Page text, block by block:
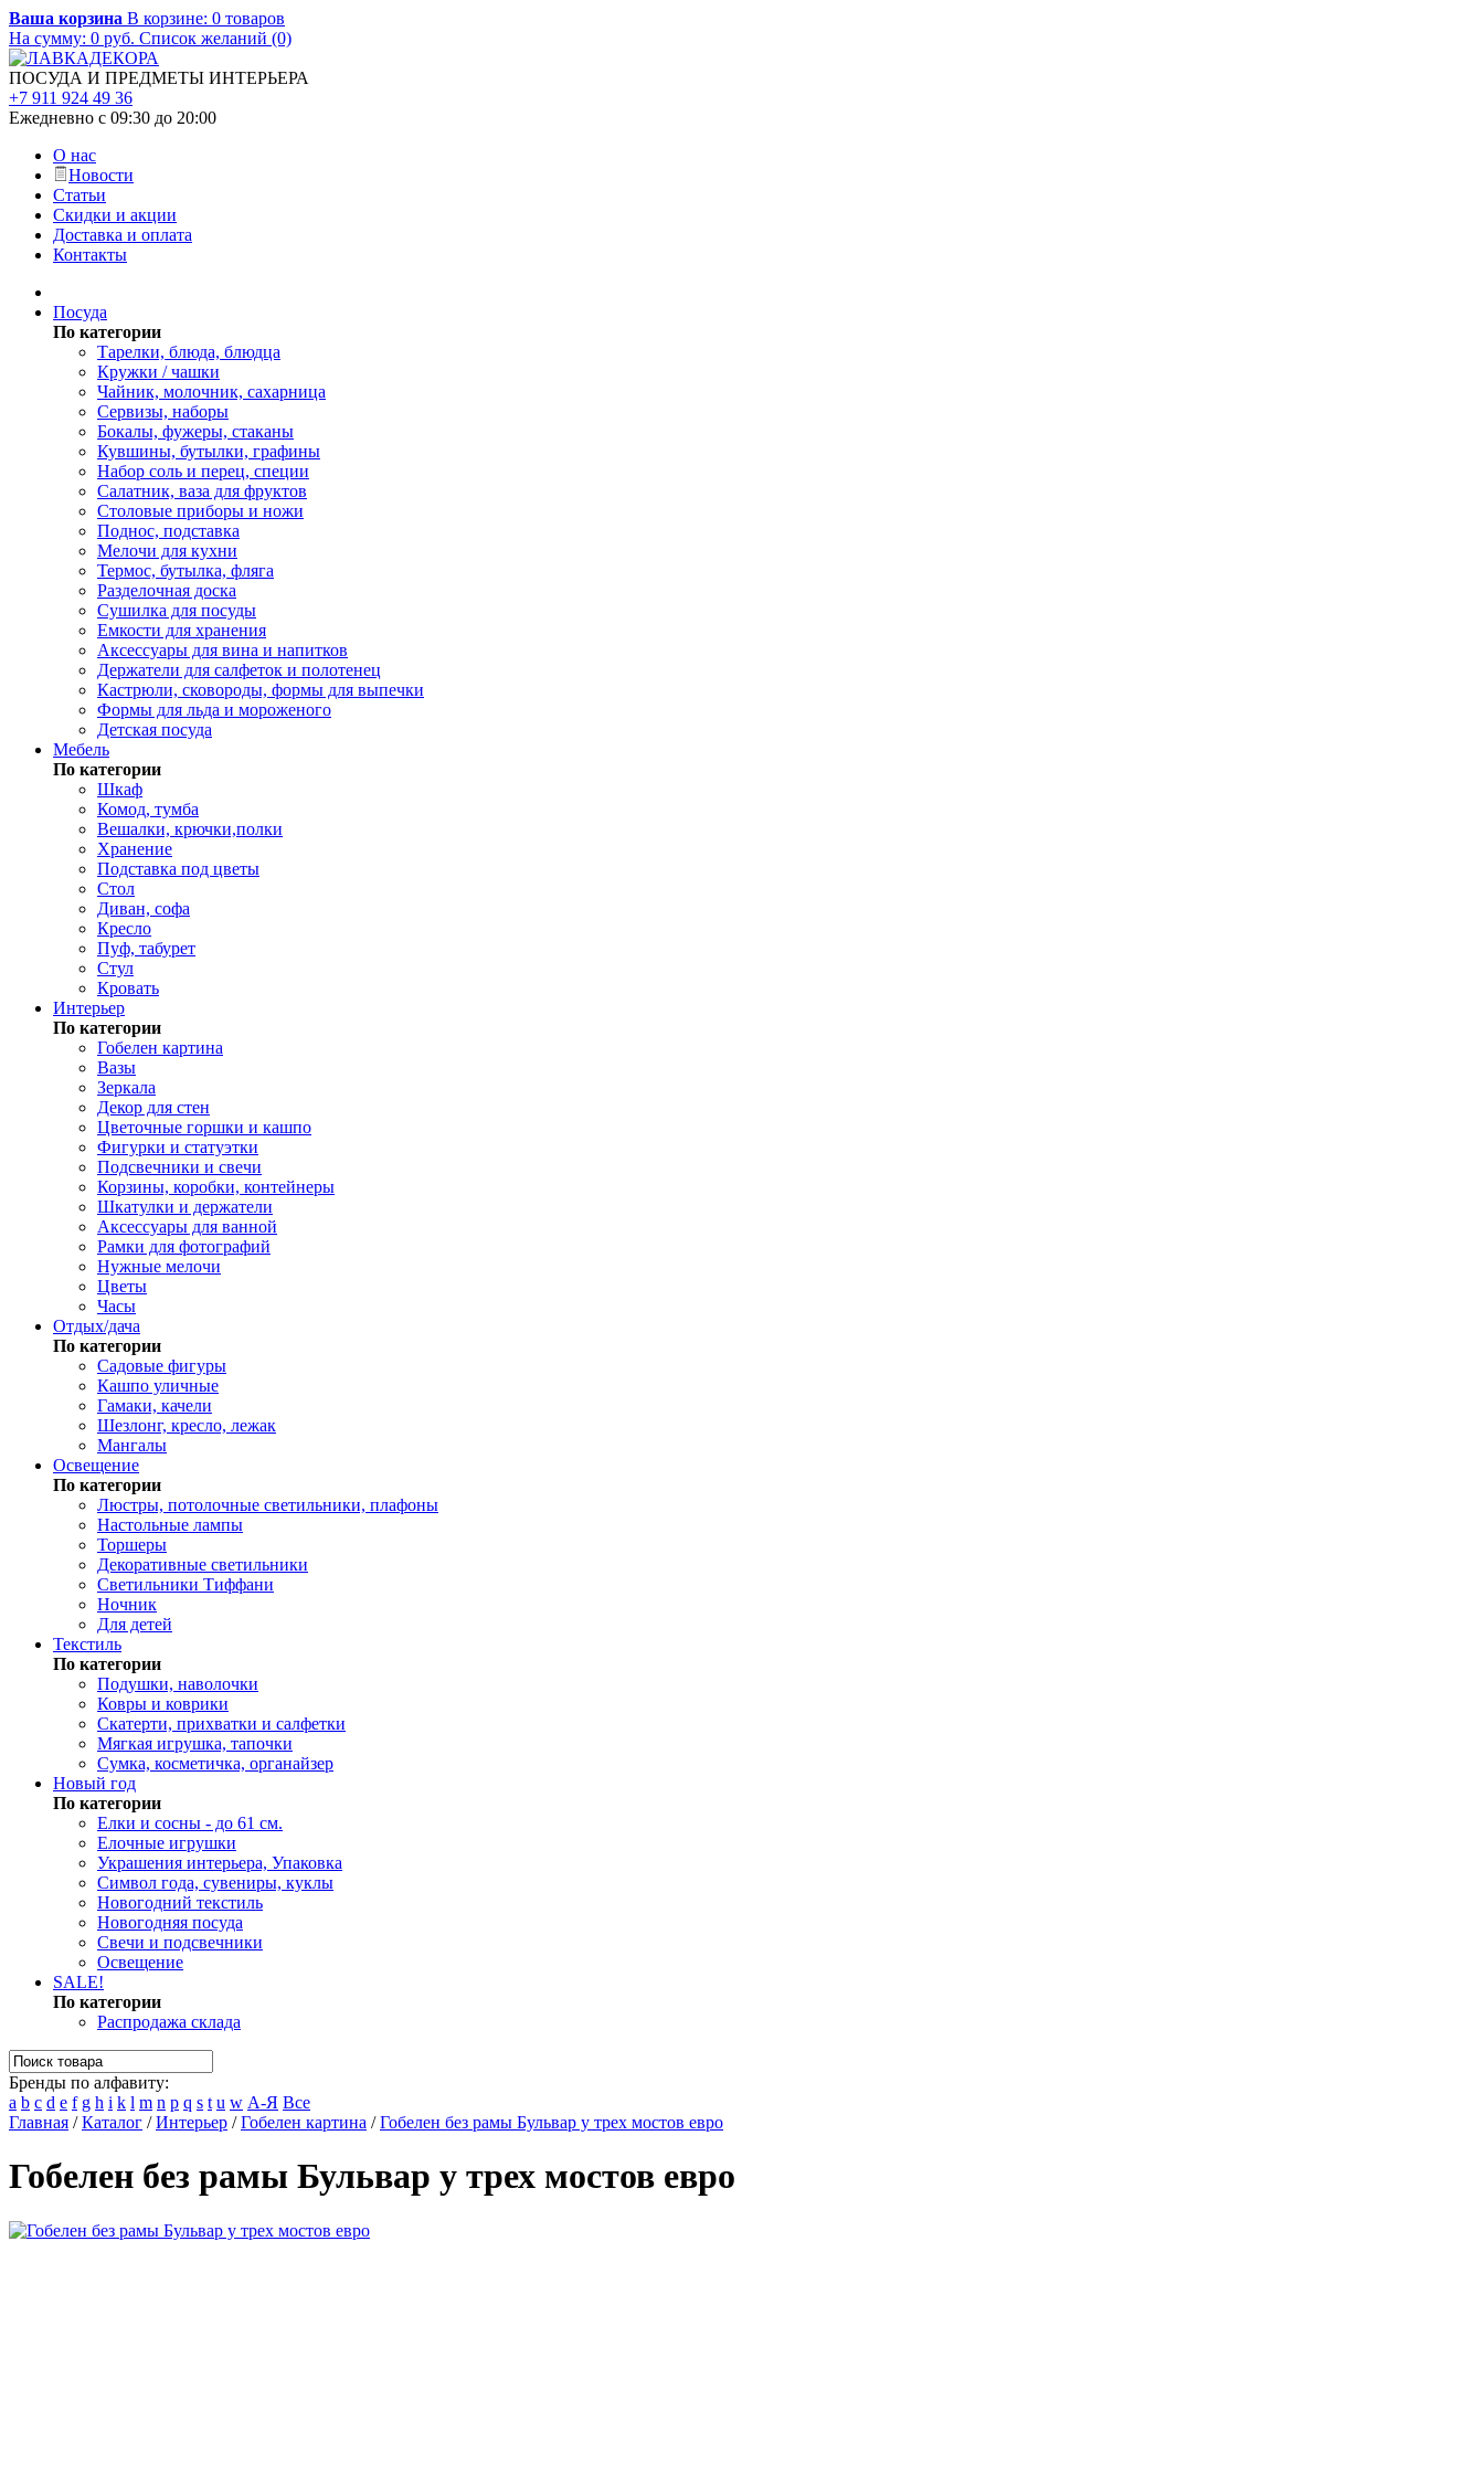
Ваша корзина В корзине: 0 товаров
На сумму: 0 руб. Список желаний (0)
ПОСУДА И ПРЕДМЕТЫ ИНТЕРЬЕРА
+7 911 924 49 36
Ежедневно с 09:30 до 20:00
О нас
Новости
Статьи
Скидки и акции
Доставка и оплата
Контакты
Посуда
По категории
Тарелки, блюда, блюдца
Кружки / чашки
Чайник, молочник, сахарница
Сервизы, наборы
Бокалы, фужеры, стаканы
Кувшины, бутылки, графины
Набор соль и перец, специи
Салатник, ваза для фруктов
Столовые приборы и ножи
Поднос, подставка
Мелочи для кухни
Термос, бутылка, фляга
Разделочная доска
Сушилка для посуды
Емкости для хранения
Аксессуары для вина и напитков
Держатели для салфеток и полотенец
Кастрюли, сковороды, формы для выпечки
Формы для льда и мороженого
Детская посуда
Мебель
По категории
Шкаф
Комод, тумба
Вешалки, крючки,полки
Хранение
Подставка под цветы
Стол
Диван, софа
Кресло
Пуф, табурет
Стул
Кровать
Интерьер
По категории
Гобелен картина
Вазы
Зеркала
Декор для стен
Цветочные горшки и кашпо
Фигурки и статуэтки
Подсвечники и свечи
Корзины, коробки, контейнеры
Шкатулки и держатели
Аксессуары для ванной
Рамки для фотографий
Нужные мелочи
Цветы
Часы
Отдых/дача
По категории
Садовые фигуры
Кашпо уличные
Гамаки, качели
Шезлонг, кресло, лежак
Мангалы
Освещение
По категории
Люстры, потолочные светильники, плафоны
Настольные лампы
Торшеры
Декоративные светильники
Светильники Тиффани
Ночник
Для детей
Текстиль
По категории
Подушки, наволочки
Ковры и коврики
Скатерти, прихватки и салфетки
Мягкая игрушка, тапочки
Сумка, косметичка, органайзер
Новый год
По категории
Елки и сосны - до 61 см.
Елочные игрушки
Украшения интерьера, Упаковка
Символ года, сувениры, куклы
Новогодний текстиль
Новогодняя посуда
Свечи и подсвечники
Освещение
SALE!
По категории
Распродажа склада
Бренды по алфавиту:
a b c d e f g h i k l m n p q s t u w А-Я Все
Главная /Каталог /Интерьер /Гобелен картина /Гобелен без рамы Бульвар у трех мостов евро
Гобелен без рамы Бульвар у трех мостов евро